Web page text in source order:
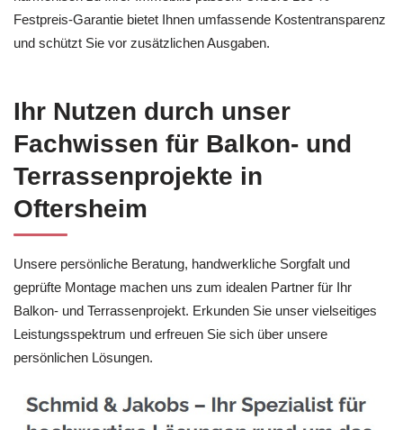
Festpreis-Garantie bietet Ihnen umfassende Kostentransparenz
und schützt Sie vor zusätzlichen Ausgaben.
Ihr Nutzen durch unser
Fachwissen für Balkon- und
Terrassenprojekte in
Oftersheim
Unsere persönliche Beratung, handwerkliche Sorgfalt und
geprüfte Montage machen uns zum idealen Partner für Ihr
Balkon- und Terrassenprojekt. Erkunden Sie unser vielseitiges
Leistungsspektrum und erfreuen Sie sich über unsere
persönlichen Lösungen.